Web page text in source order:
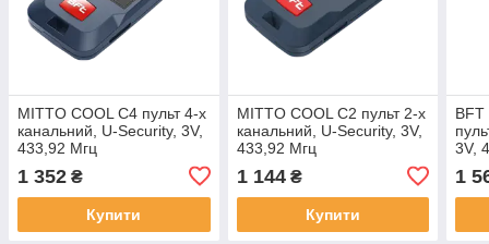
MITTO COOL C4 пульт 4-х
канальний, U-Security, 3V,
433,92 Мгц
1 352 ₴
Купити
MITTO COOL C2 пульт 2-х
канальний, U-Security, 3V,
433,92 Мгц
1 144₴
Купити
BFT
3V,
1